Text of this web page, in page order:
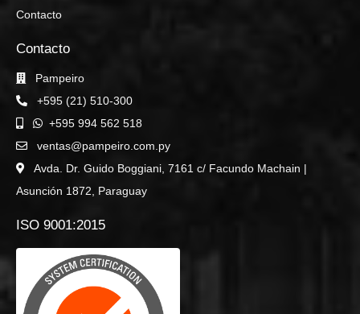
Contacto
Contacto
Pampeiro
+595 (21) 510-300
+595 994 562 518
ventas@pampeiro.com.py
Avda. Dr. Guido Boggiani, 7161 c/ Facundo Machain |
Asunción 1872, Paraguay
ISO 9001:2015